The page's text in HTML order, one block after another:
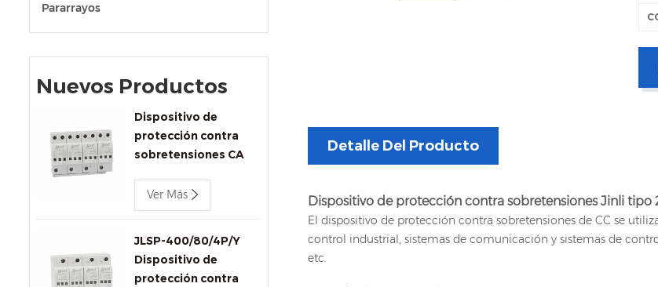
Pararrayos
Nuevos Productos
Dispositivo de
protección contra
sobretensiones CA
400/100/4P de 400 V
y 100 kA
Ver Más
JLSP-400/80/4P/Y
Dispositivo de
protección contra
Detalle Del Producto
Dispositivo de protección contra sobretensiones Jinli tipo
El dispositivo de protección contra sobretensiones de CC se
control industrial, sistemas de comunicación y sistemas de
etc.